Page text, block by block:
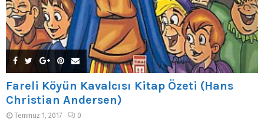
Fareli Köyün Kavalcısı Kitap Özeti (Hans
Christian Andersen)
Temmuz 1, 2017 0